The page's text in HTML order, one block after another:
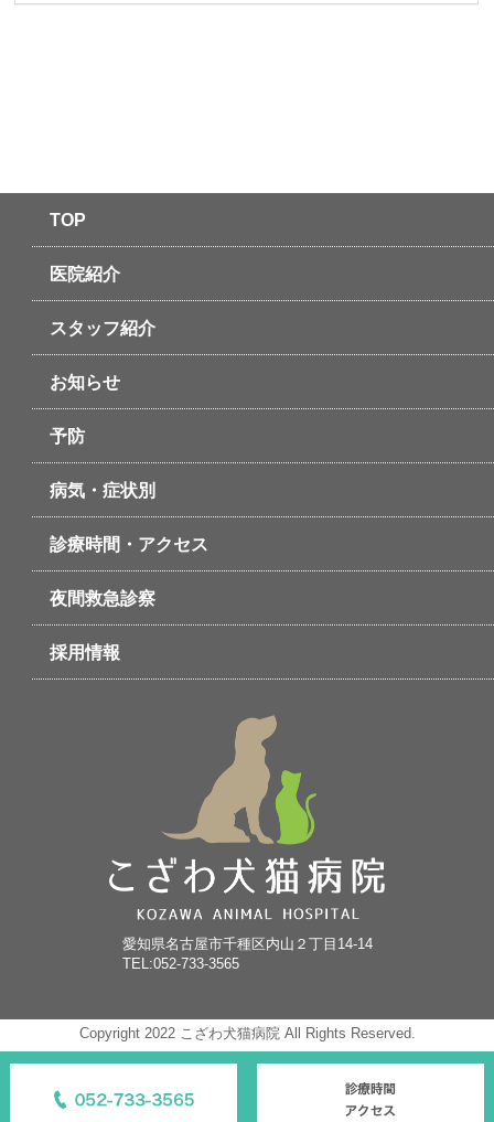
TOP
医院紹介
スタッフ紹介
お知らせ
予防
病気・症状別
診療時間・アクセス
夜間救急診察
採用情報
愛知県名古屋市千種区内山２丁目14-14
TEL:052-733-3565
Copyright 2022 こざわ犬猫病院 All Rights Reserved.